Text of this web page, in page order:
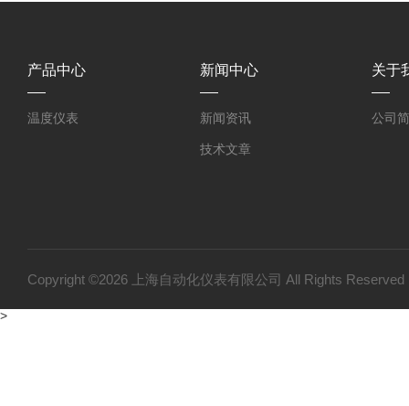
产品中心
温度仪表
新闻中心
新闻资讯
技术文章
关于
公司
Copyright ©2026 上海自动化仪表有限公司 All Rights
>